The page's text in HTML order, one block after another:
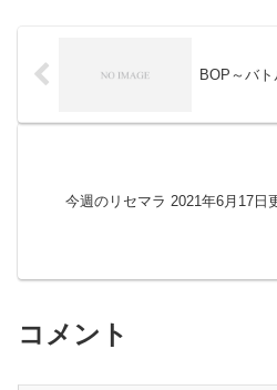
BOP～バ
今週のリセマラ 2021年6月17日
コメント